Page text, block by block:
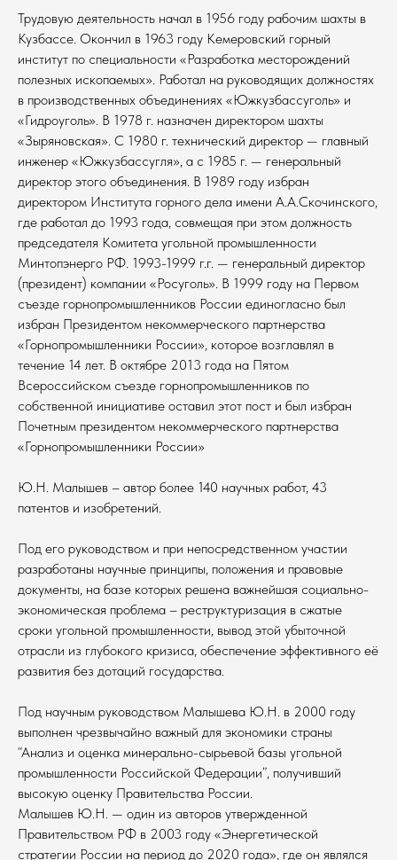
Трудовую деятельность начал в 1956 году рабочим шахты в
Кузбассе. Окончил в 1963 году Кемеровский горный
институт по специальности «Разработка месторождений
полезных ископаемых». Работал на руководящих должностях
в производственных объединениях «Южкузбассуголь» и
«Гидроуголь». В 1978 г. назначен директором шахты
«Зыряновская». С 1980 г. технический директор — главный
инженер «Южкузбассугля», а с 1985 г. — генеральный
директор этого объединения. В 1989 году избран
директором Института горного дела имени А.А.Скочинского,
где работал до 1993 года, совмещая при этом должность
председателя Комитета угольной промышленности
Минтопэнерго РФ. 1993-1999 г.г. — генеральный директор
(президент) компании «Росуголь». В 1999 году на Первом
съезде горнопромышленников России единогласно был
избран Президентом некоммерческого партнерства
«Горнопромышленники России», которое возглавлял в
течение 14 лет. В октябре 2013 года на Пятом
Всероссийском съезде горнопромышленников по
собственной инициативе оставил этот пост и был избран
Почетным президентом некоммерческого партнерства
«Горнопромышленники России»
Ю.Н. Малышев – автор более 140 научных работ, 43
патентов и изобретений.
Под его руководством и при непосредственном участии
разработаны научные принципы, положения и правовые
документы, на базе которых решена важнейшая социально-
экономическая проблема – реструктуризация в сжатые
сроки угольной промышленности, вывод этой убыточной
отрасли из глубокого кризиса, обеспечение эффективного её
развития без дотаций государства.
Под научным руководством Малышева Ю.Н. в 2000 году
выполнен чрезвычайно важный для экономики страны
“Анализ и оценка минерально-сырьевой базы угольной
промышленности Российской Федерации”, получивший
высокую оценку Правительства России.
Малышев Ю.Н. — один из авторов утвержденной
Правительством РФ в 2003 году «Энергетической
стратегии России на период до 2020 года», где он являлся